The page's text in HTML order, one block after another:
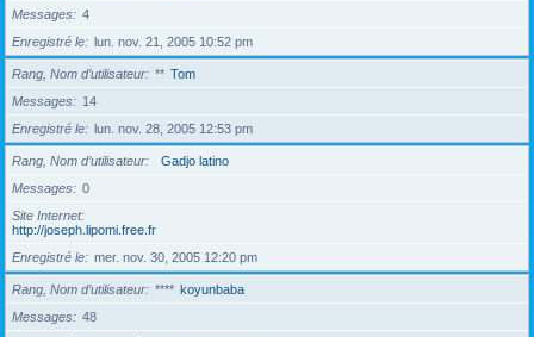
Messages
4
Enregistré le
lun. nov. 21, 2005 10:52 pm
Rang, Nom d’utilisateur ** Tom
Messages
14
Enregistré le
lun. nov. 28, 2005 12:53 pm
Rang, Nom d’utilisateur
Gadjo latino
Messages
0
Site Internet
http://joseph.lipomi.free.fr
Enregistré le
mer. nov. 30, 2005 12:20 pm
Rang, Nom d’utilisateur **** koyunbaba
Messages
48